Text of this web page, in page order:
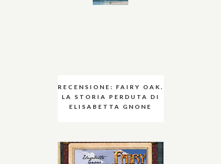
RECENSIONE: FAIRY OAK.
LA STORIA PERDUTA DI
ELISABETTA GNONE